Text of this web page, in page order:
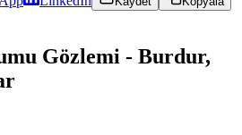
Gözlemi - Burdur,